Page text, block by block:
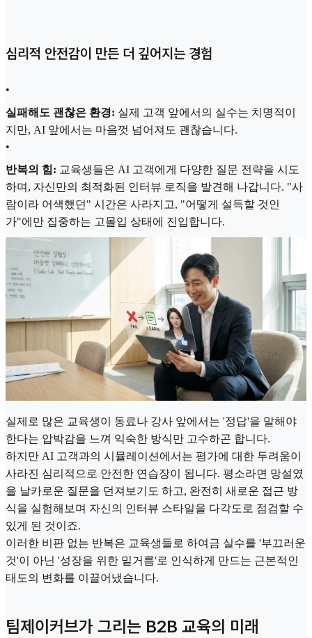
심리적 안전감이 만든 더 깊어지는 경험
•
실패해도 괜찮은 환경: 실제 고객 앞에서의 실수는 치명적이
지만, AI 앞에서는 마음껏 넘어져도 괜찮습니다.
•
반복의 힘: 교육생들은 AI 고객에게 다양한 질문 전략을 시도
하며, 자신만의 최적화된 인터뷰 로직을 발견해 나갑니다. "사
람이라 어색했던" 시간은 사라지고, "어떻게 설득할 것인
가"에만 집중하는 고몰입 상태에 진입합니다.
실제로 많은 교육생이 동료나 강사 앞에서는 '정답'을 말해야
한다는 압박감을 느껴 익숙한 방식만 고수하곤 합니다.
하지만 AI 고객과의 시뮬레이션에서는 평가에 대한 두려움이
사라진 심리적으로 안전한 연습장이 됩니다. 평소라면 망설였
을 날카로운 질문을 던져보기도 하고, 완전히 새로운 접근 방
식을 실험해보며 자신의 인터뷰 스타일을 다각도로 점검할 수
있게 된 것이죠.
이러한 비판 없는 반복은 교육생들로 하여금 실수를 '부끄러운
것'이 아닌 '성장을 위한 밑거름'로 인식하게 만드는 근본적인
태도의 변화를 이끌어냈습니다.
팀제이커브가 그리는 B2B 교육의 미래